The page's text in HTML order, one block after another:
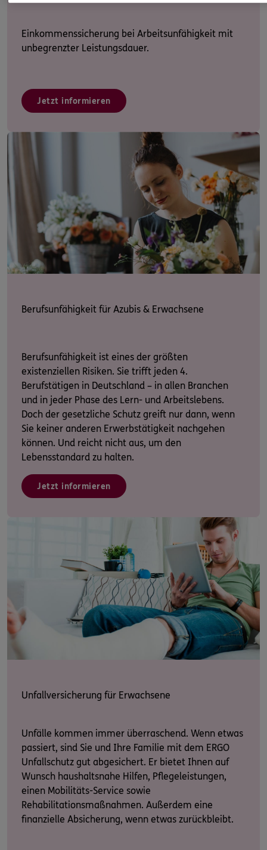
Einkommenssicherung bei Arbeitsunfähigkeit mit
unbegrenzter Leistungsdauer.
Jetzt informieren
Berufsunfähigkeit für Azubis & Erwachsene
Berufsunfähigkeit ist eines der größten
existenziellen Risiken. Sie trifft jeden 4.
Berufstätigen in Deutschland – in allen Branchen
und in jeder Phase des Lern- und Arbeitslebens.
Doch der gesetzliche Schutz greift nur dann, wenn
Sie keiner anderen Erwerbstätigkeit nachgehen
können. Und reicht nicht aus, um den
Lebensstandard zu halten.
Jetzt informieren
Unfallversicherung für Erwachsene
Unfälle kommen immer überraschend. Wenn etwas
passiert, sind Sie und Ihre Familie mit dem ERGO
Unfallschutz gut abgesichert. Er bietet Ihnen auf
Wunsch haushaltsnahe Hilfen, Pflegeleistungen,
einen Mobilitäts-Service sowie
Rehabilitationsmaßnahmen. Außerdem eine
finanzielle Absicherung, wenn etwas zurückbleibt.